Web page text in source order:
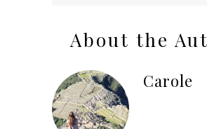
About the
Carole